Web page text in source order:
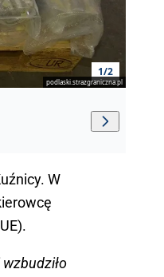
1/2
podlaski.strazgraniczna.pl
W